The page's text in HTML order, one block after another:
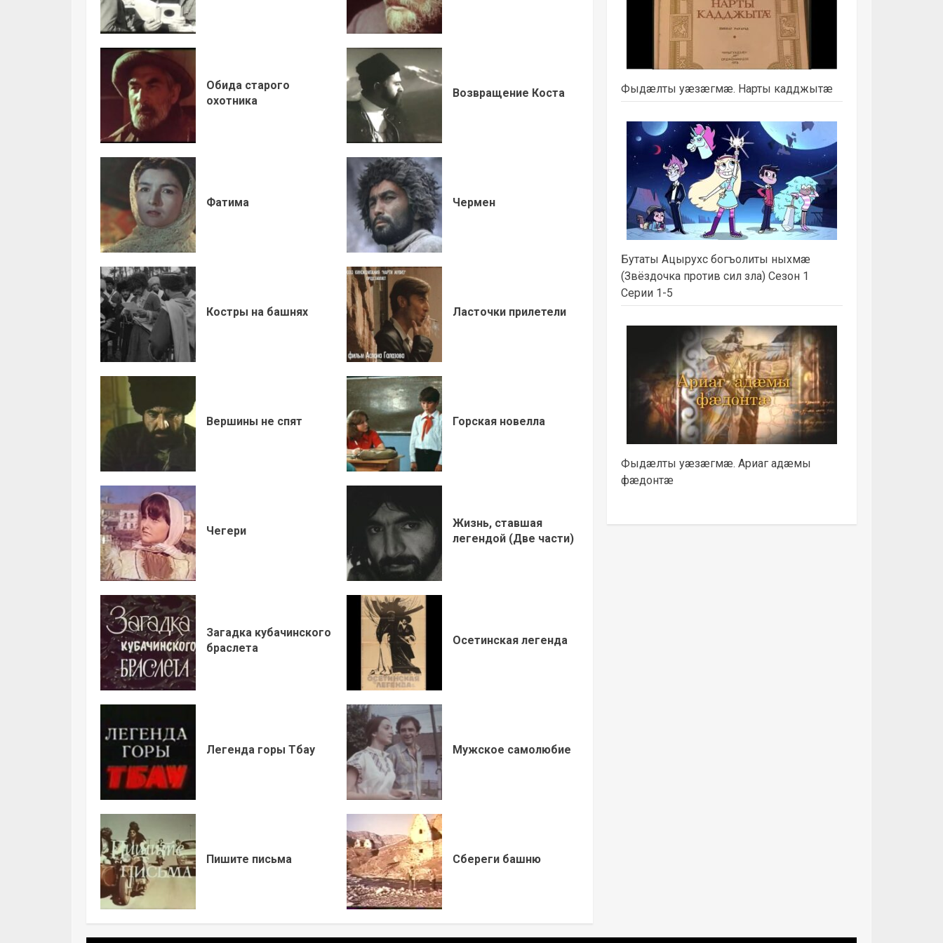
Обида старого
охотника
Возвращение Коста
Фатима Чермен
Костры на башнях Ласточки прилетели
Вершины не спят Горская новелла
Чегери
Жизнь, ставшая
легендой (Две части)
Загадка кубачинского
браслета
Осетинская легенда
Легенда горы Тбау Мужское самолюбие
Пишите письма Сбереги башню
Фыдæлты уæзæгмæ. Нарты кадджытæ
Бутаты Ацырухс богъолиты ныхмæ
(Звёздочка против сил зла) Сезон 1
Серии 1-5
Фыдæлты уæзæгмæ. Ариаг адæмы
фæдонтæ